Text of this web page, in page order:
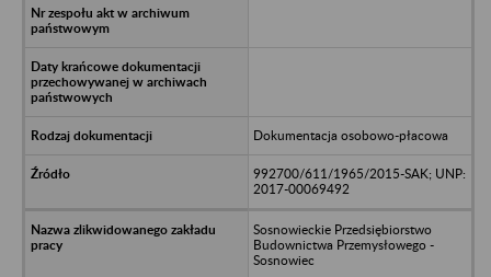
Dokumentacja osobowo-płacowa
992700/611/1965/2015-SAK; UNP:
2017-00069492
Sosnowieckie Przedsiębiorstwo
Budownictwa Przemysłowego -
Sosnowiec